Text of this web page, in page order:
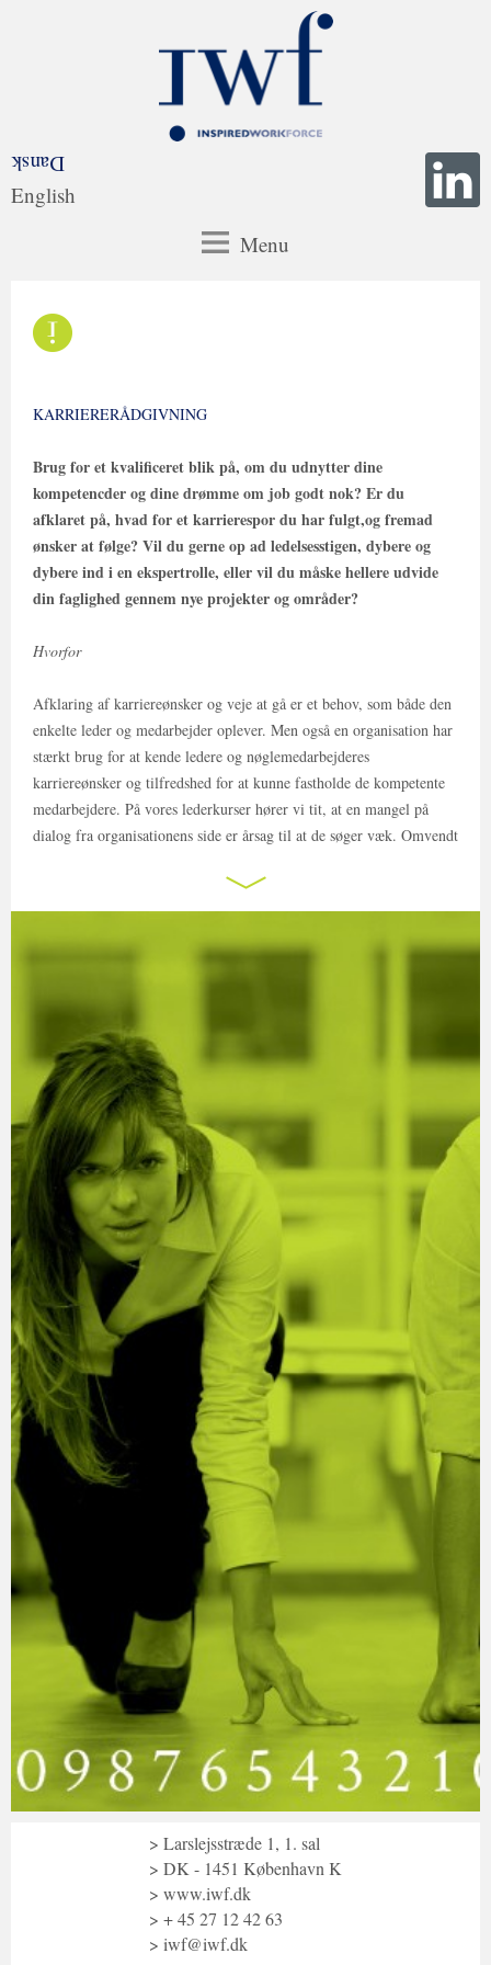
Dansk
English
Menu
KARRIERERÅDGIVNING
Brug for et kvalificeret blik på, om du udnytter dine
kompetencder og dine drømme om job godt nok? Er du
afklaret på, hvad for et karrierespor du har fulgt,og fremad
ønsker at følge? Vil du gerne op ad ledelsesstigen, dybere og
dybere ind i en ekspertrolle, eller vil du måske hellere udvide
din faglighed gennem nye projekter og områder?
Hvorfor
Afklaring af karriereønsker og veje at gå er et behov, som både den
enkelte leder og medarbejder oplever. Men også en organisation har
stærkt brug for at kende ledere og nøglemedarbejderes
karriereønsker og tilfredshed for at kunne fastholde de kompetente
medarbejdere. På vores lederkurser hører vi tit, at en mangel på
dialog fra organisationens side er årsag til at de søger væk. Omvendt
afklaring om karriereønsker, større chancer for at motivere og
fastholde nøglemedarbejdere.
mest energi og arbejdsglæde, og til at afdække, hvilken karriere vej
der matcher.
Hvordan
Karrieremodellen ™ er det testværktøj vi benytter i IWF som afsæt
for en afklaring. Når billedet af testdeltagerens karriereønsker står
klarer, er de nødvendige skridt og trædesten langt lettere at finde.
Både for den enkelte og for organisationen.
Vi har i forbindelse med mange af vores lederkurser og
coachingforløb gennemført karriererådgivning, samt hjulpet b.la.
større ministerier med karriereafklaring af centrale medarbejdere.
Larslejsstræde 1, 1. sal
DK - 1451 København K
www.iwf.dk
+ 45 27 12 42 63
iwf@iwf.dk